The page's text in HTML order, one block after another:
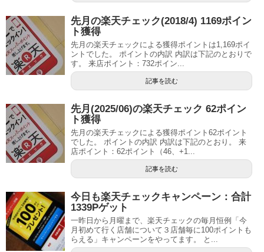
先月の楽天チェック(2018/4) 1169ポイン
ト獲得
先月の楽天チェックによる獲得ポイントは1,169ポイ
ントでした。 ポイントの内訳 内訳は下記のとおりで
す。 来店ポイント：732ポイン...
記事を読む
先月(2025/06)の楽天チェック 62ポイン
ト獲得
先月の楽天チェックによる獲得ポイント62ポイント
でした。 ポイントの内訳 内訳は下記のとおり。 来
店ポイント：62ポイント（46、+1...
記事を読む
今日も楽天チェックキャンペーン：合計
1339Pゲット
一昨日から月曜まで、楽天チェックの毎月恒例「今
月初めて行く店舗について３店舗毎に100ポイントも
らえる」キャンペーンをやってます。 と...